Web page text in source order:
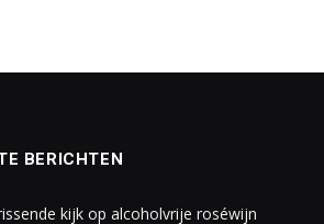
BERICHTEN
kijk op alcoholvrije roséwijn